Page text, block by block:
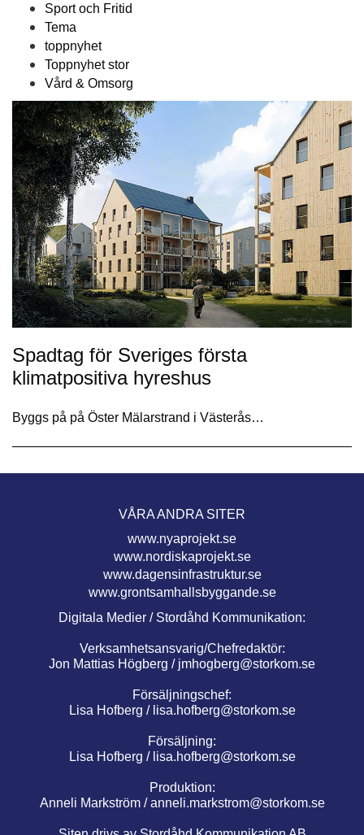
Sport och Fritid
Tema
toppnyhet
Toppnyhet stor
Vård & Omsorg
Spadtag för Sveriges första
klimatpositiva hyreshus
Byggs på på Öster Mälarstrand i Västerås…
VÅRA ANDRA SITER
www.nyaprojekt.se
www.nordiskaprojekt.se
www.dagensinfrastruktur.se
www.grontsamhallsbyggande.se
Digitala Medier / Stordåhd Kommunikation:
Verksamhetsansvarig/Chefredaktör:
Jon Mattias Högberg / jmhogberg@storkom.se
Försäljningschef:
Lisa Hofberg / lisa.hofberg@storkom.se
Försäljning:
Lisa Hofberg / lisa.hofberg@storkom.se
Produktion:
Anneli Markström /anneli.markstrom@storkom.se